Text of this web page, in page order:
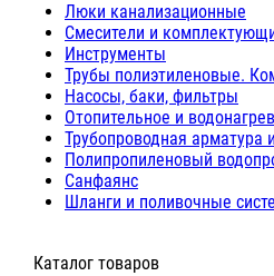
Люки канализационные
Cмесители и
Инструменты
Трубы полиэтиленовые.
Насосы, баки, фильтры
Отопительное и
Трубопроводная арматура
Полипропиленовый
Санфаянс
Шланги и поливочные
⠀Каталог товаров